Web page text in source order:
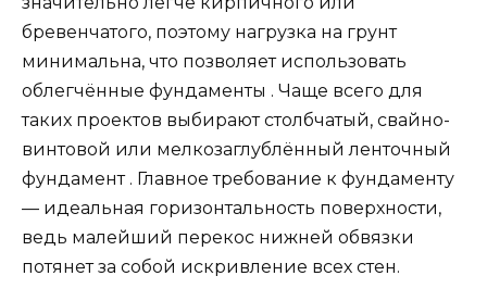
бревенчатого, поэтому нагрузка на грунт
минимальна, что позволяет использовать
облегчённые фундаменты . Чаще всего для
таких проектов выбирают столбчатый, свайно-
винтовой или мелкозаглублённый ленточный
фундамент . Главное требование к фундаменту
— идеальная горизонтальность поверхности,
ведь малейший перекос нижней обвязки
потянет за собой искривление всех стен.